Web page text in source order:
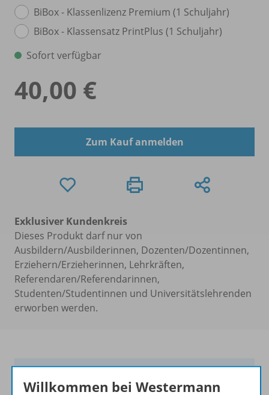
BiBox - Klassenlizenz Premium (1 Schuljahr)
BiBox - Klassensatz PrintPlus (1 Schuljahr)
Sofort verfügbar
40,00 €
Zum Kauf anmelden
Exklusiver Kundenkreis
Dieses Produkt darf nur von
Ausbildern/Ausbilderinnen, Dozenten/Dozentinnen,
Erziehern/Erzieherinnen, Lehrkräften,
Referendaren/Referendarinnen,
Studenten/Studentinnen und Universitätslehrenden
erworben werden.
Willkommen bei Westermann